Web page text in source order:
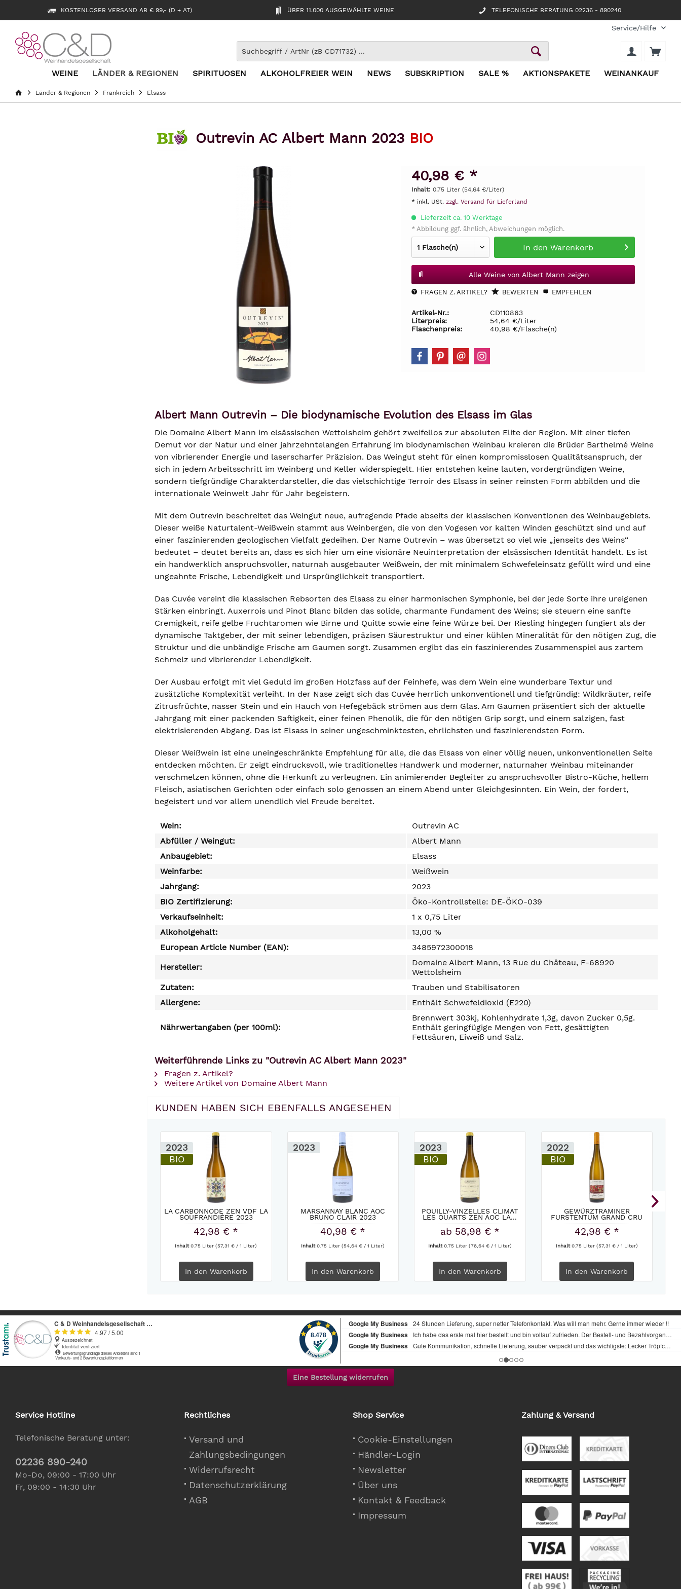
KOSTENLOSER VERSAND AB € 99,- (D + AT) ÜBER 11.000 AUSGEWÄHLTE WEINE TELEFONISCHE BERATUNG 02236 - 890240
Service/Hilfe
WEINE LÄNDER & REGIONEN SPIRITUOSEN ALKOHOLFREIER WEIN NEWS SUBSKRIPTION SALE % AKTIONSPAKETE WEINANKAUF
Länder & Regionen Frankreich Elsass
Outrevin AC Albert Mann 2023 BIO
40,98 € *
Inhalt: 0.75 Liter (54,64 €/Liter)
* inkl. USt. zzgl. Versand für Lieferland
Lieferzeit ca. 10 Werktage
* Abbildung ggf. ähnlich, Abweichungen möglich.
In den Warenkorb
Alle Weine von Albert Mann zeigen
FRAGEN Z. ARTIKEL? BEWERTEN EMPFEHLEN
Artikel-Nr.:
CD110863
Literpreis:
54,64 €/Liter
Flaschenpreis:
40,98 €/Flasche(n)
Albert Mann Outrevin – Die biodynamische Evolution des Elsass im Glas
Die Domaine Albert Mann im elsässischen Wettolsheim gehört zweifellos zur absoluten Elite der Region. Mit einer tiefen
Demut vor der Natur und einer jahrzehntelangen Erfahrung im biodynamischen Weinbau kreieren die Brüder Barthelmé Weine
von vibrierender Energie und laserscharfer Präzision. Das Weingut steht für einen kompromisslosen Qualitätsanspruch, der
sich in jedem Arbeitsschritt im Weinberg und Keller widerspiegelt. Hier entstehen keine lauten, vordergründigen Weine,
sondern tiefgründige Charakterdarsteller, die das vielschichtige Terroir des Elsass in seiner reinsten Form abbilden und die
internationale Weinwelt Jahr für Jahr begeistern.
Mit dem Outrevin beschreitet das Weingut neue, aufregende Pfade abseits der klassischen Konventionen des Weinbaugebiets.
Dieser weiße Naturtalent-Weißwein stammt aus Weinbergen, die von den Vogesen vor kalten Winden geschützt sind und auf
einer faszinierenden geologischen Vielfalt gedeihen. Der Name Outrevin – was übersetzt so viel wie „jenseits des Weins“
bedeutet – deutet bereits an, dass es sich hier um eine visionäre Neuinterpretation der elsässischen Identität handelt. Es ist
ein handwerklich anspruchsvoller, naturnah ausgebauter Weißwein, der mit minimalem Schwefeleinsatz gefüllt wird und eine
ungeahnte Frische, Lebendigkeit und Ursprünglichkeit transportiert.
Das Cuvée vereint die klassischen Rebsorten des Elsass zu einer harmonischen Symphonie, bei der jede Sorte ihre ureigenen
Stärken einbringt. Auxerrois und Pinot Blanc bilden das solide, charmante Fundament des Weins; sie steuern eine sanfte
Cremigkeit, reife gelbe Fruchtaromen wie Birne und Quitte sowie eine feine Würze bei. Der Riesling hingegen fungiert als der
dynamische Taktgeber, der mit seiner lebendigen, präzisen Säurestruktur und einer kühlen Mineralität für den nötigen Zug, die
Struktur und die unbändige Frische am Gaumen sorgt. Zusammen ergibt das ein faszinierendes Zusammenspiel aus zartem
Schmelz und vibrierender Lebendigkeit.
Der Ausbau erfolgt mit viel Geduld im großen Holzfass auf der Feinhefe, was dem Wein eine wunderbare Textur und
zusätzliche Komplexität verleiht. In der Nase zeigt sich das Cuvée herrlich unkonventionell und tiefgründig: Wildkräuter, reife
Zitrusfrüchte, nasser Stein und ein Hauch von Hefegebäck strömen aus dem Glas. Am Gaumen präsentiert sich der aktuelle
Jahrgang mit einer packenden Saftigkeit, einer feinen Phenolik, die für den nötigen Grip sorgt, und einem salzigen, fast
elektrisierenden Abgang. Das ist Elsass in seiner ungeschminktesten, ehrlichsten und faszinierendsten Form.
Dieser Weißwein ist eine uneingeschränkte Empfehlung für alle, die das Elsass von einer völlig neuen, unkonventionellen Seite
entdecken möchten. Er zeigt eindrucksvoll, wie traditionelles Handwerk und moderner, naturnaher Weinbau miteinander
verschmelzen können, ohne die Herkunft zu verleugnen. Ein animierender Begleiter zu anspruchsvoller Bistro-Küche, hellem
Fleisch, asiatischen Gerichten oder einfach solo genossen an einem Abend unter Gleichgesinnten. Ein Wein, der fordert,
begeistert und vor allem unendlich viel Freude bereitet.
Wein:
Outrevin AC
Abfüller / Weingut:
Albert Mann
Anbaugebiet:
Elsass
Weinfarbe:
Weißwein
Jahrgang:
2023
BIO Zertifizierung:
Öko-Kontrollstelle: DE-ÖKO-039
Verkaufseinheit:
1 x 0,75 Liter
Alkoholgehalt:
13,00 %
European Article Number (EAN):
3485972300018
Hersteller:
Domaine Albert Mann, 13 Rue du Château, F-68920
Wettolsheim
Zutaten:
Trauben und Stabilisatoren
Allergene:
Enthält Schwefeldioxid (E220)
Nährwertangaben (per 100ml):
Brennwert 303kj, Kohlenhydrate 1,3g, davon Zucker 0,5g.
Enthält geringfügige Mengen von Fett, gesättigten
Fettsäuren, Eiweiß und Salz.
Weiterführende Links zu "Outrevin AC Albert Mann 2023"
Fragen z. Artikel?
Weitere Artikel von Domaine Albert Mann
KUNDEN HABEN SICH EBENFALLS ANGESEHEN
2023
BIO
LA CARBONNODE ZEN VDF LA
SOUFRANDIÈRE 2023
42,98 € *
Inhalt0.75 Liter(57,31 € / 1 Liter)
In den Warenkorb
2023
MARSANNAY BLANC AOC
BRUNO CLAIR 2023
40,98 € *
Inhalt0.75 Liter(54,64 € / 1 Liter)
In den Warenkorb
2023
BIO
POUILLY-VINZELLES CLIMAT
LES QUARTS ZEN AOC LA...
ab 58,98 € *
Inhalt0.75 Liter (78,64 € / 1 Liter)
In den Warenkorb
2022
BIO
GEWÜRZTRAMINER
FURSTENTUM GRAND CRU
ALBERT MANN...
42,98 € *
Inhalt0.75 Liter (57,31 € / 1 Liter)
In den Warenkorb
Eine Bestellung widerrufen
Service Hotline
Telefonische Beratung unter:
02236 890-240
Mo-Do, 09:00 - 17:00 Uhr
Fr, 09:00 - 14:30 Uhr
Rechtliches
Versand und
Zahlungsbedingungen
Widerrufsrecht
Datenschutzerklärung
AGB
Shop Service
Cookie-Einstellungen
Händler-Login
Newsletter
Über uns
Kontakt & Feedback
Impressum
Zahlung & Versand